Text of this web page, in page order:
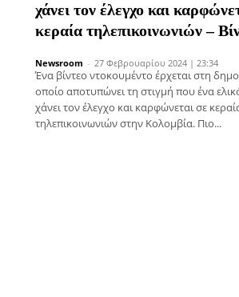
χάνει τον έλεγχο και
κεραία τηλεπικοινωνιών –
Newsroom - 27 Φεβρουαρίου 2024 | 23:34
Ένα βίντεο ντοκουμέντο έρχεται στη
οποίο αποτυπώνει τη στιγμή που ένα
χάνει τον έλεγχο και καρφώνεται σε
τηλεπικοινωνιών στην Κολομβία. Πιο...